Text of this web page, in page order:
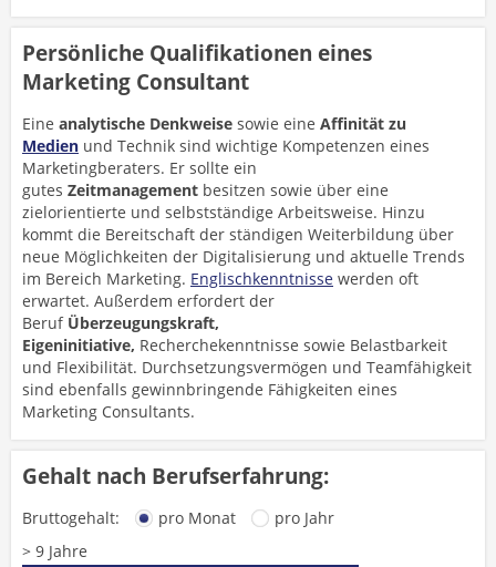
Persönliche Qualifikationen eines
Marketing Consultant
Eine analytische Denkweise sowie eine Affinität zu
Medien und Technik sind wichtige Kompetenzen eines
Marketingberaters. Er sollte ein
gutes Zeitmanagement besitzen sowie über eine
zielorientierte und selbstständige Arbeitsweise. Hinzu
kommt die Bereitschaft der ständigen Weiterbildung über
neue Möglichkeiten der Digitalisierung und aktuelle Trends
im Bereich Marketing. Englischkenntnisse werden oft
erwartet. Außerdem erfordert der
Beruf Überzeugungskraft,
Eigeninitiative, Recherchekenntnisse sowie Belastbarkeit
und Flexibilität. Durchsetzungsvermögen und Teamfähigkeit
sind ebenfalls gewinnbringende Fähigkeiten eines
Marketing Consultants.
Gehalt nach Berufserfahrung:
Bruttogehalt: pro Monat
pro Jahr
> 9 Jahre